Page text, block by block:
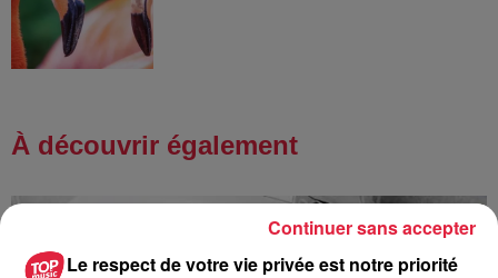
À découvrir également
Le respect de votre vie privée est notre priorité
Continuer sans accepter